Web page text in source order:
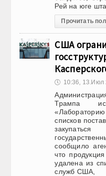
Рей на юге
Прочитать
США
🕔 10:36, 13.Июл
Трампа
списков
сообщило
что
удалена из
служб США,